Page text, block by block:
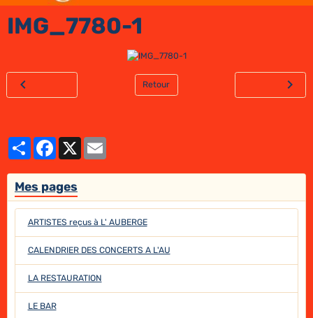
IMG_7780-1
Retour
PartagerFacebook
X
Mes pages
ARTISTES reçus à L' AUBERGE
CALENDRIER DES CONCERTS A L'AU
LA RESTAURATION
LE BAR